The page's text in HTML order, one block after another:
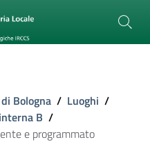
Bologna / Luoghi /
B /
e programmato